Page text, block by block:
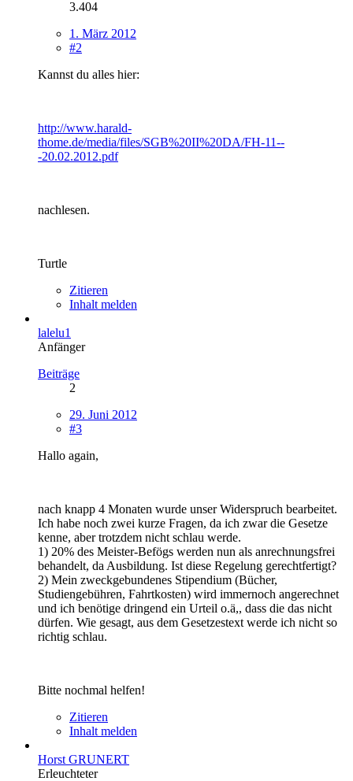
3.404
1. März 2012
#2
Kannst du alles hier:
http://www.harald-
thome.de/media/files/SGB%20II%20DA/FH-11--
-20.02.2012.pdf
nachlesen.
Turtle
Zitieren
Inhalt melden
lalelu1
Anfänger
Beiträge
2
29. Juni 2012
#3
Hallo again,
nach knapp 4 Monaten wurde unser Widerspruch bearbeitet.
Ich habe noch zwei kurze Fragen, da ich zwar die Gesetze
kenne, aber trotzdem nicht schlau werde.
1) 20% des Meister-Befögs werden nun als anrechnungsfrei
behandelt, da Ausbildung. Ist diese Regelung gerechtfertigt?
2) Mein zweckgebundenes Stipendium (Bücher,
Studiengebühren, Fahrtkosten) wird immernoch angerechnet
und ich benötige dringend ein Urteil o.ä,, dass die das nicht
dürfen. Wie gesagt, aus dem Gesetzestext werde ich nicht so
richtig schlau.
Bitte nochmal helfen!
Zitieren
Inhalt melden
Horst GRUNERT
Erleuchteter